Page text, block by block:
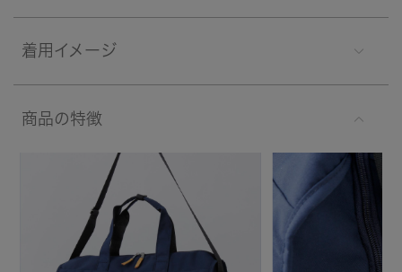
着用イメージ
商品の特徴